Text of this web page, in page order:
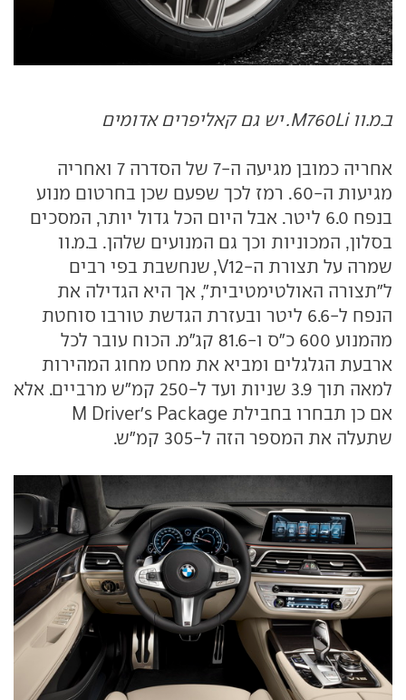
ב.מ.וו M760Li. יש גם קאליפרים אדומים
אחריה כמובן מגיעה ה-7 של הסדרה 7 ואחריה
מגיעות ה-60. רמז לכך שפעם שכן בחרטום מנוע
בנפח 6.0 ליטר. אבל היום הכל גדול יותר, המסכים
בסלון, המכוניות וכך גם המנועים שלהן. ב.מ.וו
שמרה על תצורת ה-V12, שנחשבת בפי רבים
ל"תצורה האולטימטיבית", אך היא הגדילה את
הנפח ל-6.6 ליטר ובעזרת הגדשת טורבו סוחטת
מהמנוע 600 כ"ס ו-81.6 קג"מ. הכוח עובר לכל
ארבעת הגלגלים ומביא את מחט מחוג המהירות
למאה תוך 3.9 שניות ועד ל-250 קמ"ש מרביים. אלא
אם כן תבחרו בחבילת M Driver's Package
שתעלה את המספר הזה ל-305 קמ"ש.